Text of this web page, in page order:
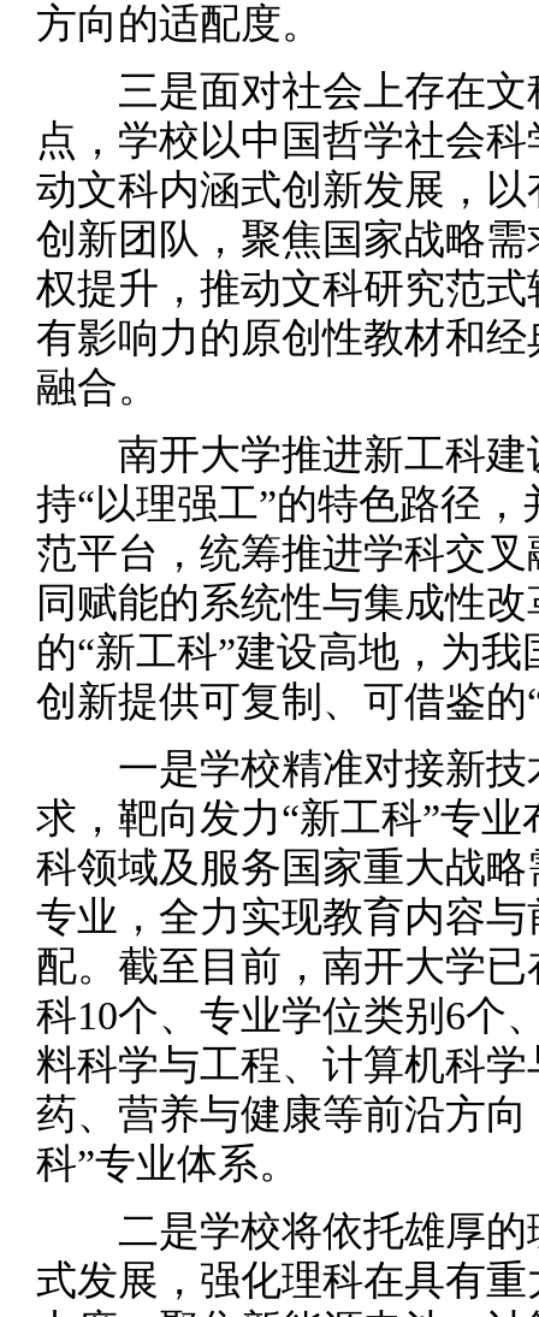
方向的适配度。
三是面对社会上存在文
点，学校以中国哲学社会
动文科内涵式创新发展，
创新团队，聚焦国家战略
权提升，推动文科研究范
有影响力的原创性教材和
融合。
南开大学推进新工科建
持“以理强工”的特色路径
范平台，统筹推进学科交
同赋能的系统性与集成性
的“新工科”建设高地，为
创新提供可复制、可借鉴的
一是学校精准对接新技
求，靶向发力“新工科”专
科领域及服务国家重大战
专业，全力实现教育内容
配。截至目前，南开大学
科10个、专业学位类别6个
料科学与工程、计算机科
药、营养与健康等前沿方
科”专业体系。
二是学校将依托雄厚的
式发展，强化理科在具有